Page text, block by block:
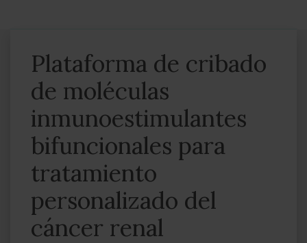
Plataforma de cribado
de moléculas
inmunoestimulantes
bifuncionales para
tratamiento
personalizado del
cáncer renal